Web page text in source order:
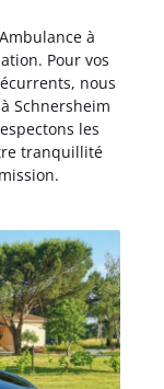
à
Pour vos
nous
Schnersheim
les
tranquillité